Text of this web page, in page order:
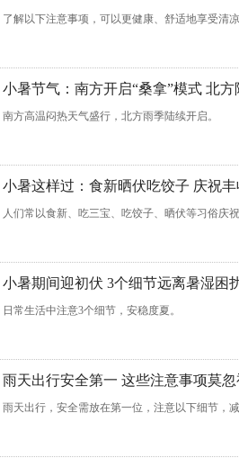
了解以下注意事项，可以更健康、舒适地享受清
小暑节气：南方开启“桑拿”模式 北
南方高温闷热天气盛行，北方雨季陆续开启。
小暑这样过：食新晒伏吃饺子 庆祝
人们常以食新、吃三宝、吃饺子、晒伏等习俗庆
小暑期间迎初伏 3个细节远离暑湿困
日常生活中注意3个细节，安稳度夏。
雨天出行安全第一 这些注意事项莫忽
雨天出行，安全需放在第一位，注意以下细节，